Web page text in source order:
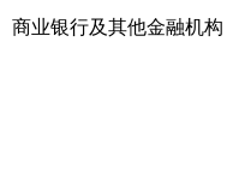
业银行及其他金融机构